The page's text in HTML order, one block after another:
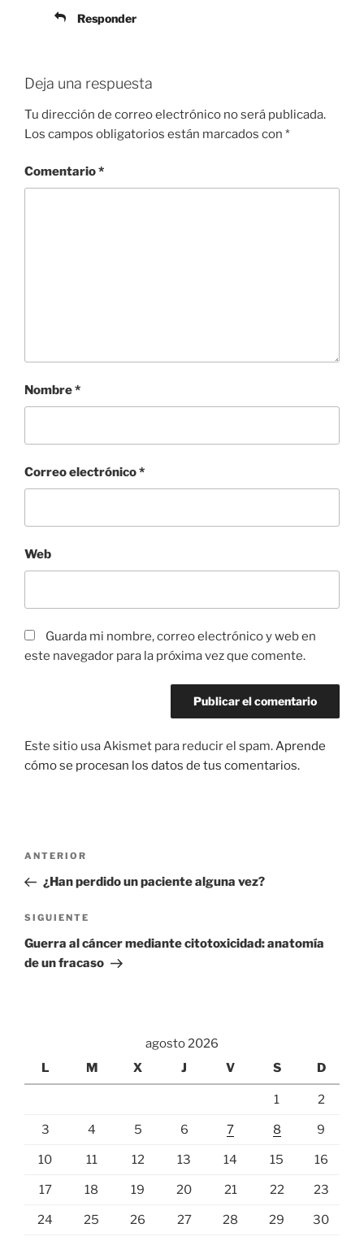
Responder
Deja una respuesta
Tu dirección de correo electrónico no será publicada.
Los campos obligatorios están marcados con *
Comentario*
Nombre*
Correo electrónico*
Web
Guarda mi nombre, correo electrónico y web en
este navegador para la próxima vez que comente.
Este sitio usa Akismet para reducir el spam.Aprende
cómo se procesan los datos de tus comentarios.
Navegación
entradas
Entrada
anterior:
ANTERIOR
¿Han perdido un paciente alguna vez?
Siguiente
entrada
SIGUIENTE
Guerra al cáncer mediante citotoxicidad: anatomía
de un fracaso
agosto 2026
L
M X J V S D
1 2
3 4 5 6 7 8 9
10 11 12 13 14 15 16
17 18 19 20 21 22 23
24 25 26 27 28 29 30